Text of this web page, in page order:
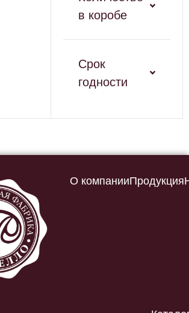
в коробе
Срок
годности
О компанииПродукция